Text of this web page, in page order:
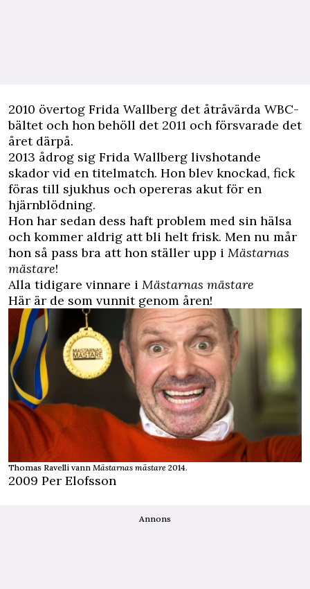
2010 övertog Frida Wallberg det åtråvärda WBC-
bältet och hon behöll det 2011 och försvarade det
året därpå.
2013 ådrog sig Frida Wallberg livshotande
skador vid en titelmatch. Hon blev knockad, fick
föras till sjukhus och opereras akut för en
hjärnblödning.
Hon har sedan dess haft problem med sin hälsa
och kommer aldrig att bli helt frisk. Men nu mår
hon så pass bra att hon ställer upp i Mästarnas
mästare!
Alla tidigare vinnare i Mästarnas mästare
Här är de som vunnit genom åren!
Thomas Ravelli vann Mästarnas mästare 2014.
2009 Per Elofsson
Annons